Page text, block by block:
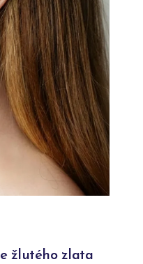
žlutého zlata